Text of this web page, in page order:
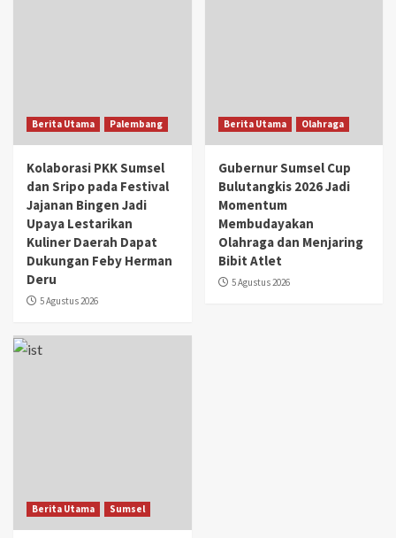
Berita Utama Palembang
Kolaborasi PKK Sumsel
dan Sripo pada Festival
Jajanan Bingen Jadi
Upaya Lestarikan
Kuliner Daerah Dapat
Dukungan Feby Herman
Deru
5 Agustus 2026
Berita Utama Olahraga
Gubernur Sumsel Cup
Bulutangkis 2026 Jadi
Momentum
Membudayakan
Olahraga dan Menjaring
Bibit Atlet
5 Agustus 2026
Berita Utama Sumsel